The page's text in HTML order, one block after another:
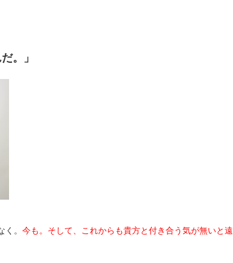
。」
。 今も。そして、これからも貴方と付き合う気が無いと遠